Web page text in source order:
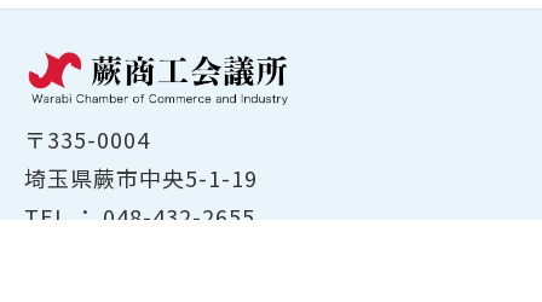
〒335-0004
埼玉県蕨市中央5-1-19
TEL ： 048-432-2655